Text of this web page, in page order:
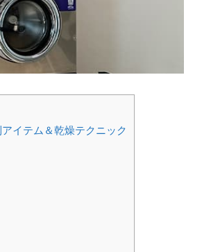
イテム＆乾燥テクニック